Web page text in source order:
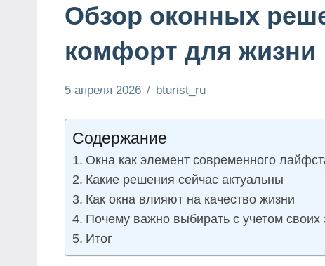
Обзор оконных
комфорт для жизни
с дизайном
5 апреля 2026 bturist_ru
комментариев
Содержание
Окна как элемент современного
Какие решения сейчас актуальны
Как окна влияют на качество жизни
Почему важно выбирать с учетом своих
Итог